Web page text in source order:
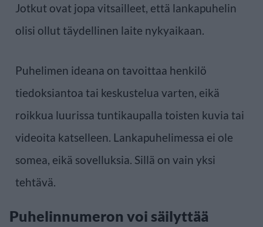
Jotkut ovat jopa vitsailleet, että lankapuhelin
olisi ollut täydellinen laite nykyaikaan.
Puhelimen ideana on tavoittaa henkilö
tiedoksiantoa tai keskustelua varten, eikä
roikkua luurissa tuntikaupalla toisten kuvia tai
videoita katselleen. Lankapuhelimessa ei ole
somea, eikä sovelluksia. Sillä on vain yksi
tehtävä.
Puhelinnumeron voi säilyttää